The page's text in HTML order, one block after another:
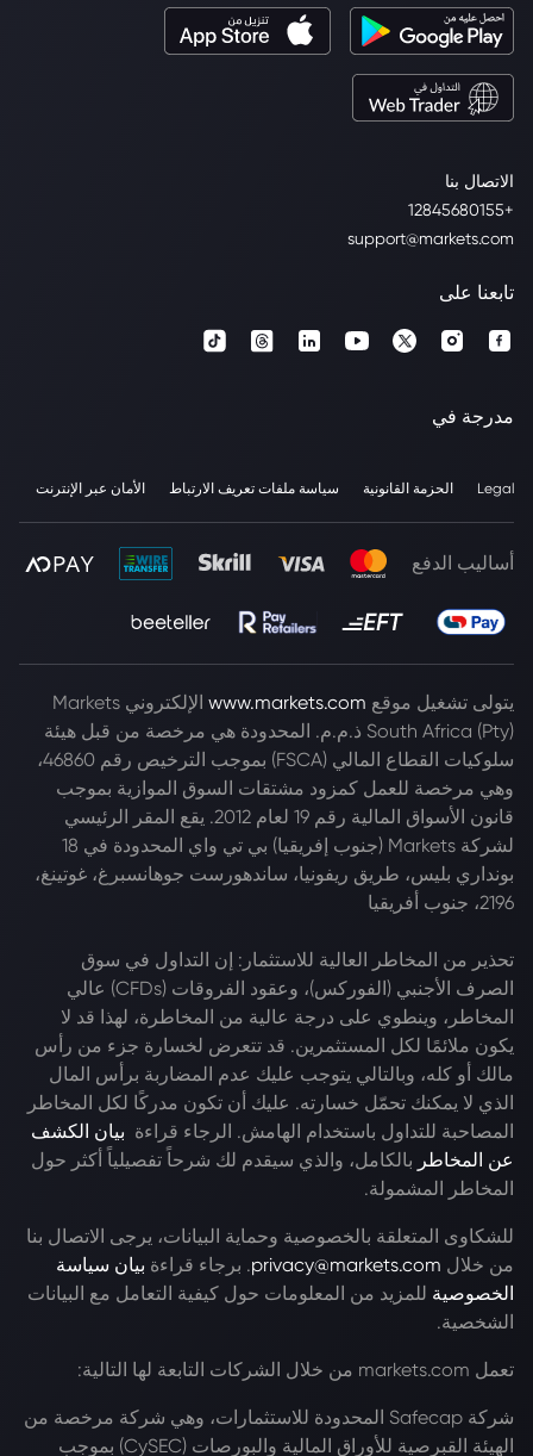
الاتصال بنا
+12845680155
support@markets.com
تابعنا على
مدرجة في
Legal الحزمة القانونية سياسة ملفات تعريف الارتباط الأمان عبر الإنترنت
أساليب الدفع
يتولى تشغيل موقع www.markets.com
الإلكتروني Markets
South Africa (Pty) ذ.م.م. المحدودة هي مرخصة من قبل هيئة
سلوكيات القطاع المالي (FSCA) بموجب الترخيص رقم 46860،
وهي مرخصة للعمل كمزود مشتقات السوق الموازية بموجب
قانون الأسواق المالية رقم 19 لعام 2012. يقع المقر الرئيسي
لشركة Markets (جنوب إفريقيا) بي تي واي المحدودة في 18
بونداري بليس، طريق ريفونيا، ساندهورست جوهانسبرغ، غوتينغ،
2196، جنوب أفريقيا
تحذير من المخاطر العالية للاستثمار: إن التداول في سوق
الصرف الأجنبي (الفوركس)، وعقود الفروقات (CFDs) عالي
المخاطر، وينطوي على درجة عالية من المخاطرة، لهذا قد لا
يكون ملائمًا لكل المستثمرين. قد تتعرض لخسارة جزء من رأس
مالك أو كله، وبالتالي يتوجب عليك عدم المضاربة برأس المال
الذي لا يمكنك تحمّل خسارته. عليك أن تكون مدركًا لكل المخاطر
المصاحبة للتداول باستخدام الهامش. الرجاء قراءة بيان الكشف
عن المخاطر بالكامل، والذي سيقدم لك شرحاً تفصيلياً أكثر حول
المخاطر المشمولة.
للشكاوى المتعلقة بالخصوصية وحماية البيانات، يرجى الاتصال بنا
من خلال privacy@markets.com. برجاء قراءة بيان سياسة
الخصوصية للمزيد من المعلومات حول كيفية التعامل مع البيانات
الشخصية.
تعمل markets.com من خلال الشركات التابعة لها التالية:
شركة Safecap المحدودة للاستثمارات، وهي شركة مرخصة من
الهيئة القبرصية للأوراق المالية والبورصات (CySEC) بموجب